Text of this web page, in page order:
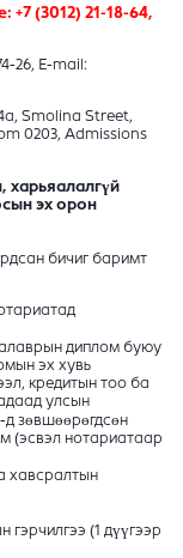
(3012) 21-18-64,
26, E-mail:
Smolina Street,
0203, Admissions
харьяалалгүй
эх орон
бичиг баримт
диплом буюу
эх хувь
кредитын тоо ба
улсын
зөвшөөрөгдсөн
(эсвэл нотариатаар
хавсралтын
(1 дүүгээр